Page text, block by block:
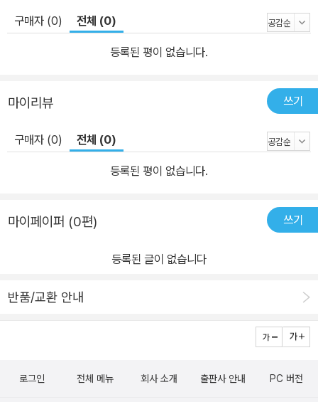
고 싶어 했다. 아주 간절히 그리고 전심으로. 그렇게 구하고, 찾고, 두
드리던 어느 날이었다. 아주 착한 눈빛으로 그리고 온몸에서 ‘부탁인
데…’ 하는 태도로 내게 랩탑을 빌릴 수 있겠는지를 물어왔다. 이럴 줄
랜드는 잊었다. 근육무력증의 저자 고 이재왕 군이 소개해서 구매한
나의 두 번째 타이핑 도구였다. 저자 이재철은 그 녀석을 얼마간 쓰게
해달라 했다. 그러고는 불쑥 성도의 도움을 받아 일본 모처로 바리바
리 짐을 싸서 떠났다. 홀로, 그 랩탑과 함께. 그러고는 열흘 남짓 시간
이 흘러 돌아온 그는 흥분이랄까, 희열이랄까… 선하고 맑고 에너지
건넸다. 여기서 기억이 확실치 않다. 플로피 디스크였는지 프린트 된
종이 원고였는지…. 이참에 물어서 알아두어야겠다. 《새신자반》은 이
렇게 목회 일선에서 성경공부 교재의 빈곤함을 인식한 저자의 분기탱
과 같다. 하나님은 누구신가? 나는 누구인가? 예수님은 누구신가?
인의 교회생활, 그리스도인의 가정생활, 이렇게 10가지 항목이다. 그
후 저자는 《성숙자반》, 《사명자반》이라는 확장판의 교재를 순차적으
로 집필했다. 그 《새신자반》의 100쇄의 의미는 한 목회자가 저에게
구매자 (0) 전체 (0)
등록된 평이 없습니다.
마이리뷰 쓰기
구매자 (0) 전체 (0)
등록된 평이 없습니다.
마이페이퍼 (0편) 쓰기
등록된 글이 없습니다
반품/교환 안내
로그인 전체 메뉴 회사 소개 출판사 안내 PC 버전